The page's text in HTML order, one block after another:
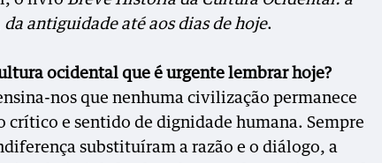
antiguidade até aos dias de hoje.
ocidental que é urgente lembrar hoje?
nos que nenhuma civilização permanece
crítico e sentido de dignidade humana. Sempre
substituíram a razão e o diálogo, a